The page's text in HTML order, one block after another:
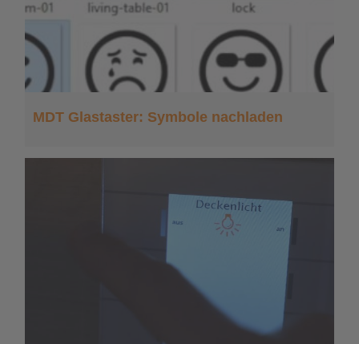
MDT Glastaster: Symbole nachladen